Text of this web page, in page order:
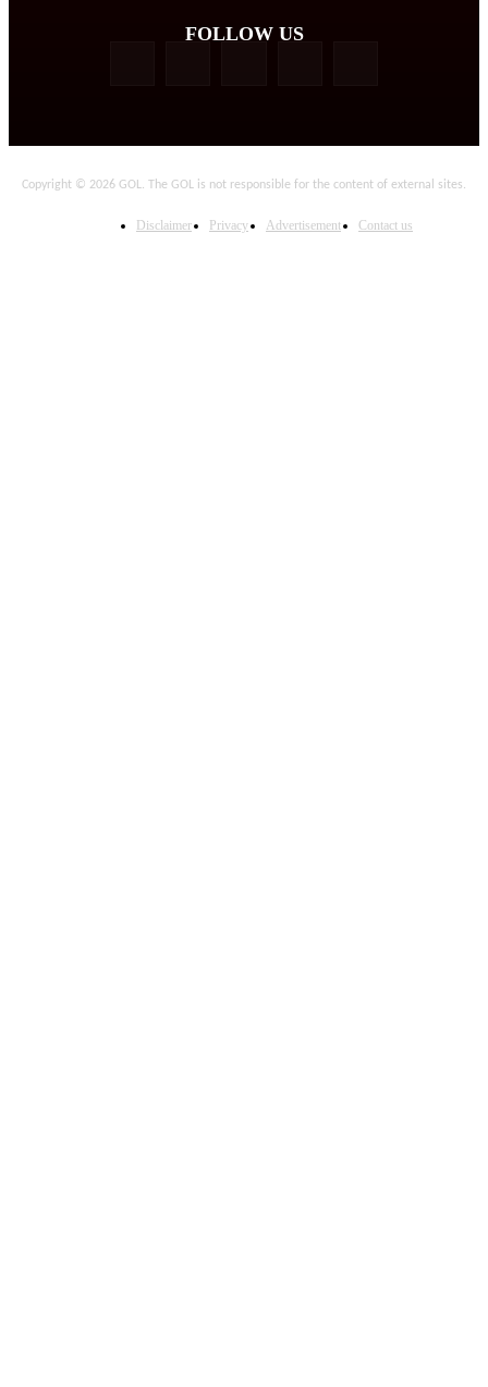
FOLLOW US
Copyright © 2026 GOL. The GOL is not responsible for the content of external sites.
Disclaimer Privacy Advertisement Contact us